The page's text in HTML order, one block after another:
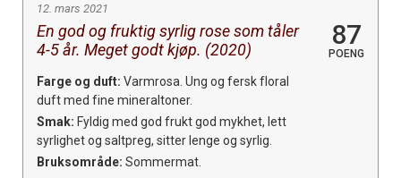
12. mars 2021
En god og fruktig syrlig rose som tåler
4-5 år. Meget godt kjøp. (2020)
87
POENG
Farge og duft: Varmrosa. Ung og fersk floral
duft med fine mineraltoner.
Smak: Fyldig med god frukt god mykhet, lett
syrlighet og saltpreg, sitter lenge og syrlig.
Bruksområde: Sommermat.